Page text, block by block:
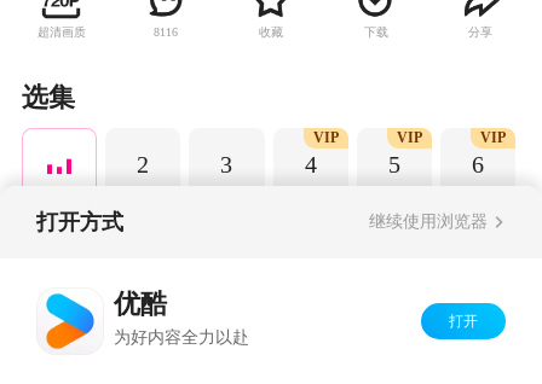
超清画质 8116 收藏 下载 分享
选集
2 3 4
VIP
5
VIP
6
VIP
打开方式 继续使用浏览器
优酷
为好内容全力以赴
打开